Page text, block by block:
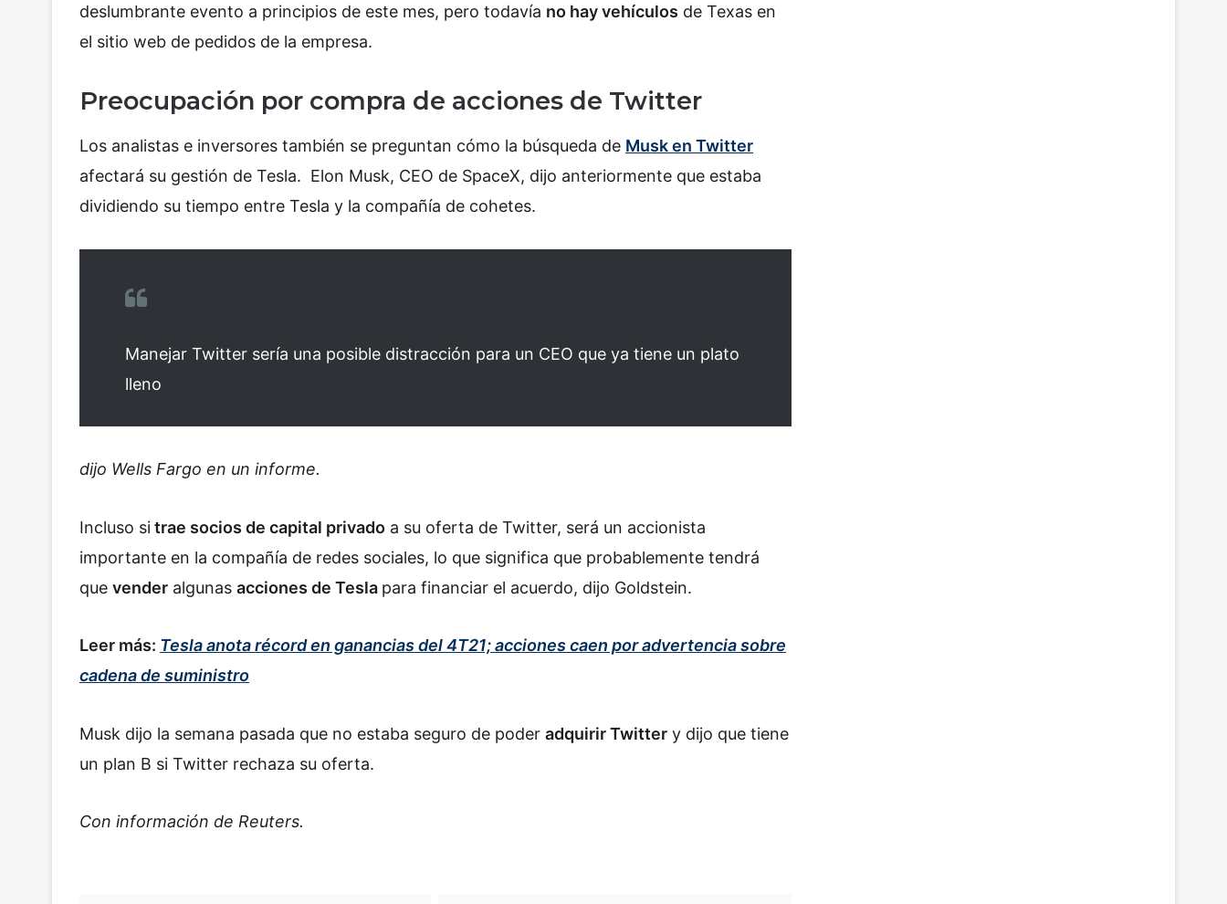
deslumbrante evento a principios de este mes, pero todavía no hay vehículos de Texas en
el sitio web de pedidos de la empresa.
Preocupación por compra de acciones de Twitter
Los analistas e inversores también se preguntan cómo la búsqueda de Musk en Twitter
afectará su gestión de Tesla. Elon Musk, CEO de SpaceX, dijo anteriormente que estaba
dividiendo su tiempo entre Tesla y la compañía de cohetes.
Manejar Twitter sería una posible distracción para un CEO que ya tiene un plato
lleno
dijo Wells Fargo en un informe.
Incluso sitrae socios de capital privado a su oferta de Twitter, será un accionista
importante en la compañía de redes sociales, lo que significa que probablemente tendrá
que vender algunas acciones de Tesla para financiar el acuerdo, dijo Goldstein.
Leer más: Tesla anota récord en ganancias del 4T21; acciones caen por advertencia sobre
cadena de suministro
Musk dijo la semana pasada que no estaba seguro de poder adquirir Twitter y dijo que tiene
un plan B si Twitter rechaza su oferta.
Con información de Reuters.